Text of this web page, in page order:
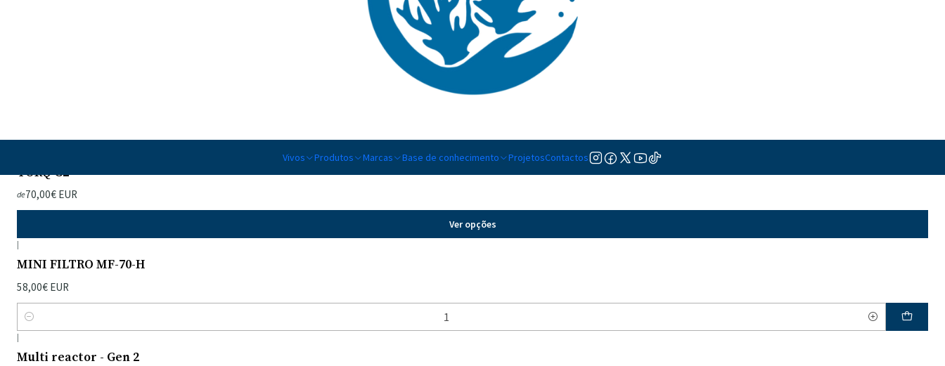
Vivos Produtos Marcas Base de conhecimento ProjetosContactos
Ver opções
TORQ G2
de70,00€ EUR
Ver opções
|
MINI FILTRO MF-70-H
58,00€ EUR
Quantidade
|
Multi reactor - Gen 2